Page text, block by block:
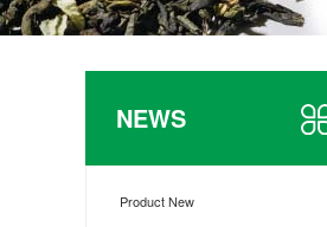
NEWS
Product New